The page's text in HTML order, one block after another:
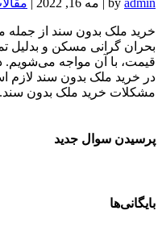
خرید ملک بدون سند از جمله
بحران گرانی مسکن و بدلیل
قیمت، با آن مواجه می‌شویم.
در خرید ملک بدون سند لازم
مشکلات خرید ملک بدون
پرسیدن سوال جدید
بایگانی‌ها